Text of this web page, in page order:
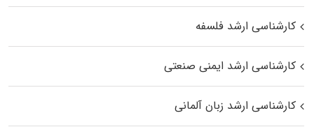
کارشناسی ارشد فلسفه
کارشناسی ارشد ایمنی صنعتی
کارشناسی ارشد زبان آلمانی